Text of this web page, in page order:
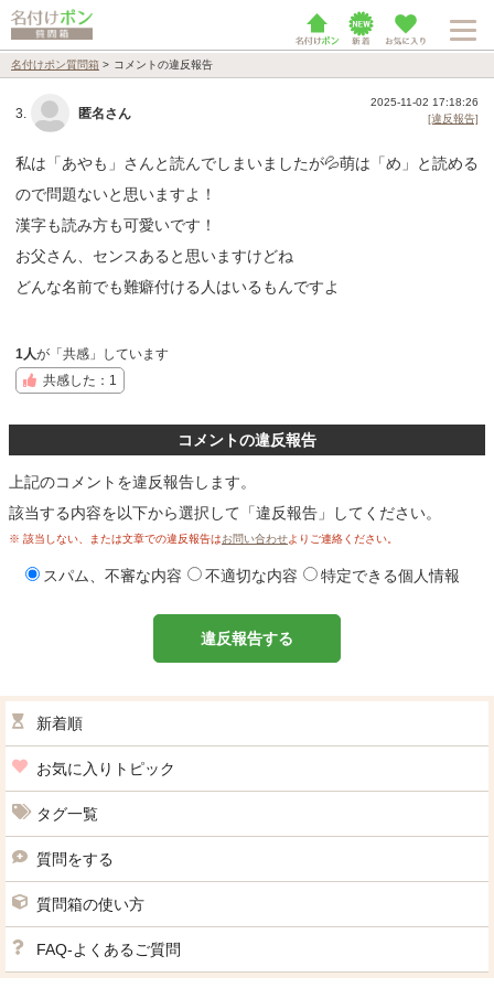
名付けポン質問箱 > コメントの違反報告
3. 匿名さん
2025-11-02 17:18:26
[違反報告]
私は「あやも」さんと読んでしまいましたが💦萌は「め」と読める
ので問題ないと思いますよ！
漢字も読み方も可愛いです！
お父さん、センスあると思いますけどね
どんな名前でも難癖付ける人はいるもんですよ
1人が「共感」しています
共感した：1
コメントの違反報告
上記のコメントを違反報告します。
該当する内容を以下から選択して「違反報告」してください。
※ 該当しない、または文章での違反報告はお問い合わせよりご連絡ください。
スパム、不審な内容 不適切な内容 特定できる個人情報
違反報告する
新着順
お気に入りトピック
タグ一覧
質問をする
質問箱の使い方
FAQ-よくあるご質問